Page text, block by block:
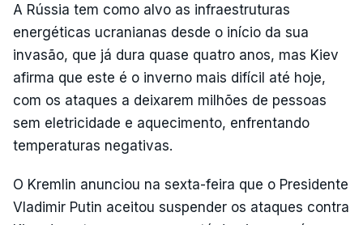
A Rússia tem como alvo as infraestruturas
energéticas ucranianas desde o início da sua
invasão, que já dura quase quatro anos, mas Kiev
afirma que este é o inverno mais difícil até hoje,
com os ataques a deixarem milhões de pessoas
sem eletricidade e aquecimento, enfrentando
temperaturas negativas.
O Kremlin anunciou na sexta-feira que o Presidente
Vladimir Putin aceitou suspender os ataques contra